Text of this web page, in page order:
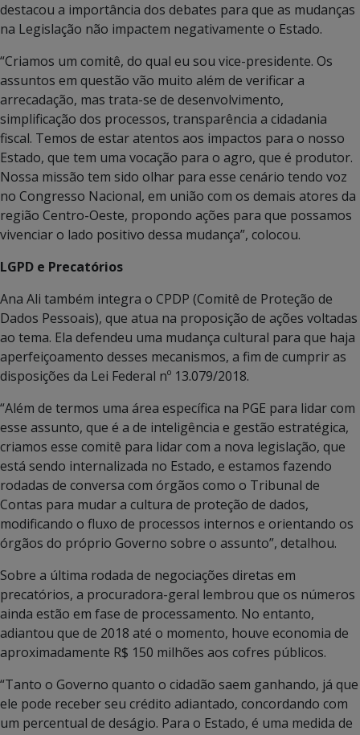
destacou a importância dos debates para que as mudanças
na Legislação não impactem negativamente o Estado.
“Criamos um comitê, do qual eu sou vice-presidente. Os
assuntos em questão vão muito além de verificar a
arrecadação, mas trata-se de desenvolvimento,
simplificação dos processos, transparência a cidadania
fiscal. Temos de estar atentos aos impactos para o nosso
Estado, que tem uma vocação para o agro, que é produtor.
Nossa missão tem sido olhar para esse cenário tendo voz
no Congresso Nacional, em união com os demais atores da
região Centro-Oeste, propondo ações para que possamos
vivenciar o lado positivo dessa mudança”, colocou.
LGPD e Precatórios
Ana Ali também integra o CPDP (Comitê de Proteção de
Dados Pessoais), que atua na proposição de ações voltadas
ao tema. Ela defendeu uma mudança cultural para que haja
aperfeiçoamento desses mecanismos, a fim de cumprir as
disposições da Lei Federal nº 13.079/2018.
“Além de termos uma área específica na PGE para lidar com
esse assunto, que é a de inteligência e gestão estratégica,
criamos esse comitê para lidar com a nova legislação, que
está sendo internalizada no Estado, e estamos fazendo
rodadas de conversa com órgãos como o Tribunal de
Contas para mudar a cultura de proteção de dados,
modificando o fluxo de processos internos e orientando os
órgãos do próprio Governo sobre o assunto”, detalhou.
Sobre a última rodada de negociações diretas em
precatórios, a procuradora-geral lembrou que os números
ainda estão em fase de processamento. No entanto,
adiantou que de 2018 até o momento, houve economia de
aproximadamente R$ 150 milhões aos cofres públicos.
“Tanto o Governo quanto o cidadão saem ganhando, já que
ele pode receber seu crédito adiantado, concordando com
um percentual de deságio. Para o Estado, é uma medida de